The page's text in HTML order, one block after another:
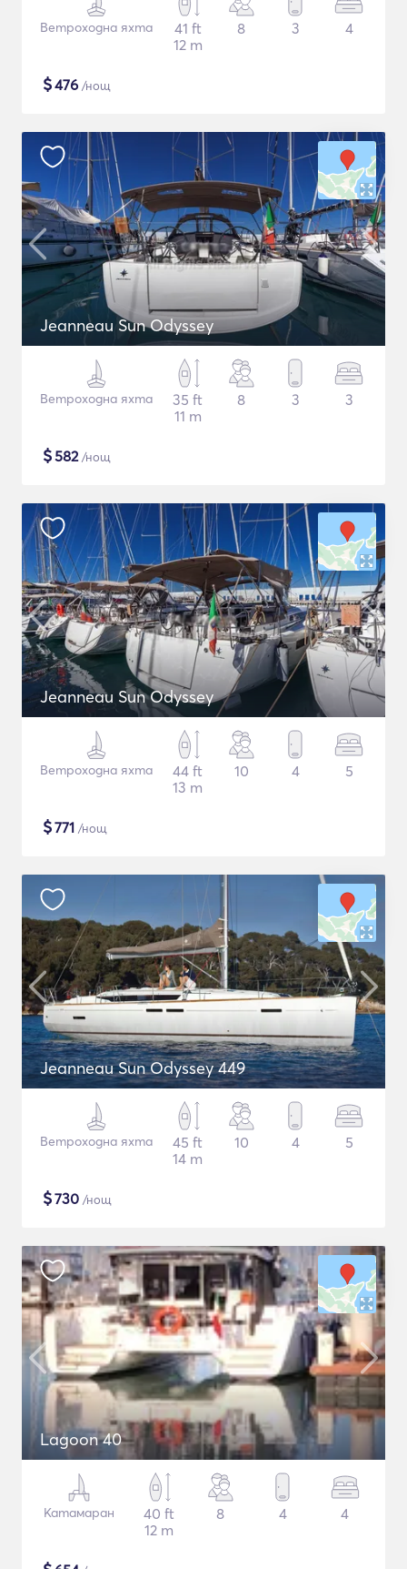
Ветроходна яхта
41 ft
12 m
8 3 4
$476 /нощ
Jeanneau Sun Odyssey
Ветроходна яхта
35 ft
11 m
8 3 3
$582/нощ
Jeanneau Sun Odyssey
Ветроходна яхта
44 ft
13 m
10 4 5
$771 /нощ
Jeanneau Sun Odyssey 449
Ветроходна яхта
45 ft
14 m
10 4 5
$730 /нощ
Lagoon 40
Катамаран
40 ft
12 m
8 4 4